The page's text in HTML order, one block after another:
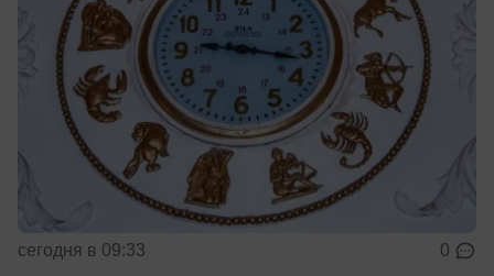
сегодня в 09:33 0